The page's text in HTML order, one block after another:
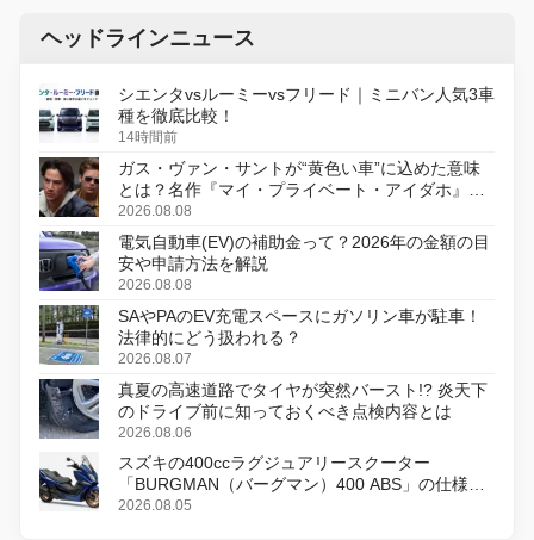
ヘッドラインニュース
シエンタvsルーミーvsフリード｜ミニバン人気3車
種を徹底比較！
14時間前
ガス・ヴァン・サントが“黄色い車”に込めた意味
とは？名作『マイ・プライベート・アイダホ』が
初のデジタルリマスター版で復活
2026.08.08
電気自動車(EV)の補助金って？2026年の金額の目
安や申請方法を解説
2026.08.08
SAやPAのEV充電スペースにガソリン車が駐車！
法律的にどう扱われる？
2026.08.07
真夏の高速道路でタイヤが突然バースト!? 炎天下
のドライブ前に知っておくべき点検内容とは
2026.08.06
スズキの400ccラグジュアリースクーター
「BURGMAN（バーグマン）400 ABS」の仕様を
変更し、8月18日に発売
2026.08.05